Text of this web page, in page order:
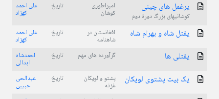
یرغمل های چینی
کوشانیهای بزرگ دورۀ دوم
امپراطوری
کوشان
تاریخ علی احمد
کهزاد
یفتل شاه و بهرام شاه افغانستان در
شاهنامه
تاریخ علی احمد
کهزاد
یفتلی ها گرآورده های مهم تاریخ احمدشاه
ابدالی
یک بیت پشتوی لویکان پشتو و لویکان
غزنه
تاریخ عبدالحی
حبیبی